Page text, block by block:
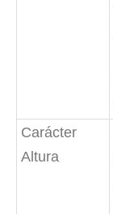
Carácter
Altura